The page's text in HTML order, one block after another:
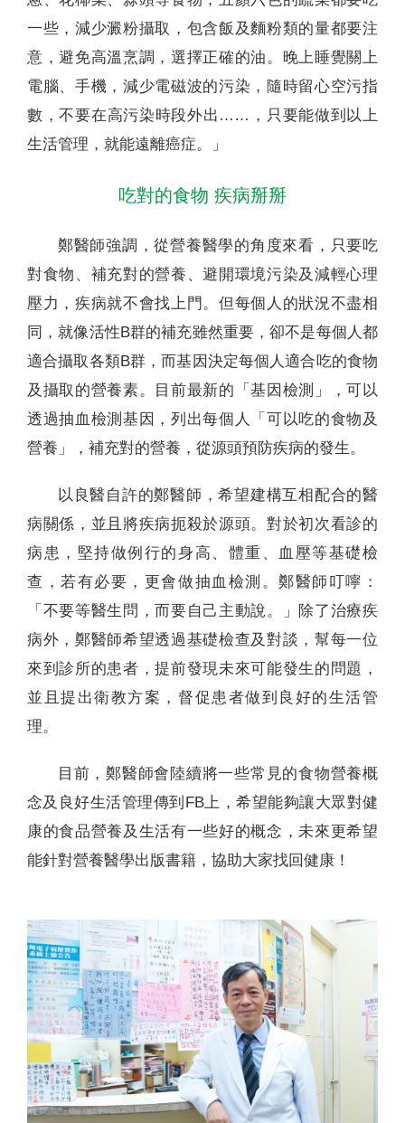
一些，減少澱粉攝取，包含飯及麵粉類的量都要注
意，避免高溫烹調，選擇正確的油。晚上睡覺關上
電腦、手機，減少電磁波的污染，隨時留心空污指
數，不要在高污染時段外出……，只要能做到以上
生活管理，就能遠離癌症。」
吃對的食物 疾病掰掰
鄭醫師強調，從營養醫學的角度來看，只要吃
對食物、補充對的營養、避開環境污染及減輕心理
壓力，疾病就不會找上門。但每個人的狀況不盡相
同，就像活性B群的補充雖然重要，卻不是每個人都
適合攝取各類B群，而基因決定每個人適合吃的食物
及攝取的營養素。目前最新的「基因檢測」，可以
透過抽血檢測基因，列出每個人「可以吃的食物及
營養」，補充對的營養，從源頭預防疾病的發生。
以良醫自許的鄭醫師，希望建構互相配合的醫
病關係，並且將疾病扼殺於源頭。對於初次看診的
病患，堅持做例行的身高、體重、血壓等基礎檢
查，若有必要，更會做抽血檢測。鄭醫師叮嚀：
「不要等醫生問，而要自己主動說。」除了治療疾
病外，鄭醫師希望透過基礎檢查及對談，幫每一位
來到診所的患者，提前發現未來可能發生的問題，
並且提出衛教方案，督促患者做到良好的生活管
理。
目前，鄭醫師會陸續將一些常見的食物營養概
念及良好生活管理傳到FB上，希望能夠讓大眾對健
康的食品營養及生活有一些好的概念，未來更希望
能針對營養醫學出版書籍，協助大家找回健康！